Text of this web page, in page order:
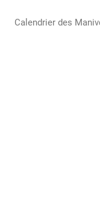
Calendrier des